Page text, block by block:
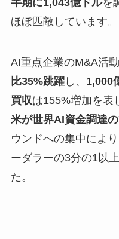
ほぼ匹敵しています。
AI重点企業のM&A活
比35%跳躍し、 1,000
買収は155%増加を表
米が世界AI資金調達
ウンドへの集中によ
ーダラーの3分の1以
た。